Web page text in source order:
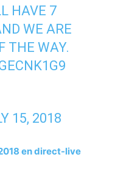
HAVE 7
WE ARE
THE WAY.
15, 2018
en direct-live